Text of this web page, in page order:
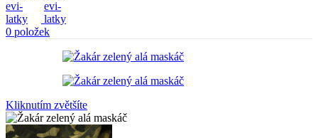
0 položek
Kliknutím zvětšíte